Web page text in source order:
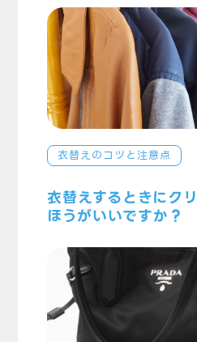
衣替えのコツと注意点
衣替えするときにク
ほうがいいですか？